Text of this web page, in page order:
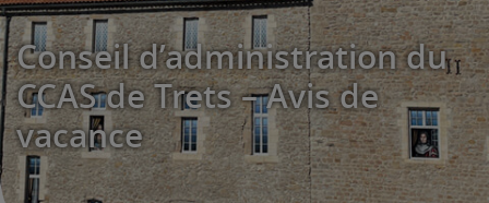
Conseil d’administration du
CCAS de Trets – Avis de
vacance